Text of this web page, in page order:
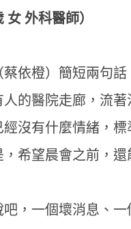
女 外科醫師）
蔡依橙）簡短兩句
人的醫院走廊，流
經沒有什麼情緒，
，希望晨會之前，還
吧，一個壞消息、一